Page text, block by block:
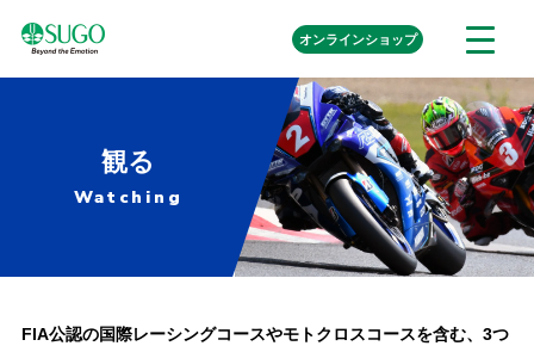
メ
ュ
ー
を
開
く
オンラインショップ外
部
ク
観る
Watching
FIA公認の国際レーシングコースやモトクロスコースを含む、3つ